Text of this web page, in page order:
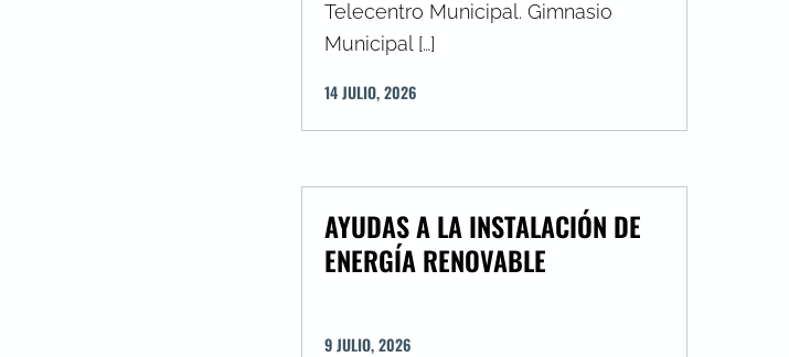
Telecentro Municipal. Gimnasio
Municipal […]
14 JULIO,2026
AYUDAS A LA INSTALACIÓN DE
ENERGÍA RENOVABLE
9 JULIO,2026